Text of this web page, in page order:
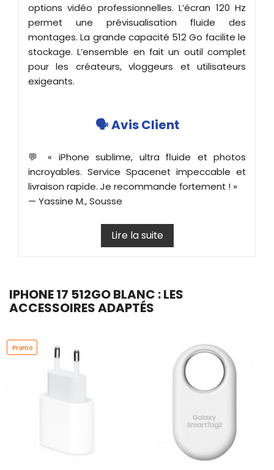
options vidéo professionnelles. L’écran 120 Hz
permet une prévisualisation fluide des
montages. La grande capacité 512 Go facilite le
stockage. L’ensemble en fait un outil complet
pour les créateurs, vloggeurs et utilisateurs
exigeants.
🗣️ Avis Client
💬 « iPhone sublime, ultra fluide et photos
incroyables. Service Spacenet impeccable et
livraison rapide. Je recommande fortement ! »
— Yassine M., Sousse
Lire la suite
IPHONE 17 512GO BLANC : LES
ACCESSOIRES ADAPTÉS
Promo